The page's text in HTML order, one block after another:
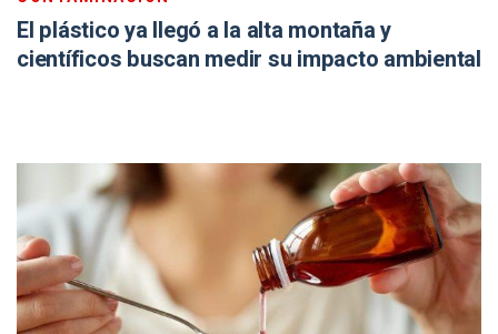
El plástico ya llegó a la alta montaña y
científicos buscan medir su impacto ambiental